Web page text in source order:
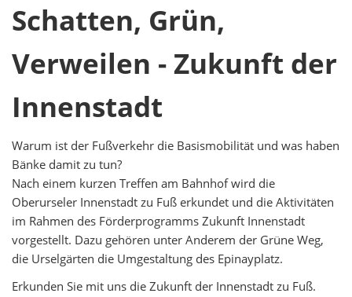
Schatten, Grün,
Verweilen - Zukunft der
Innenstadt
Warum ist der Fußverkehr die Basismobilität und was haben
Bänke damit zu tun?
Nach einem kurzen Treffen am Bahnhof wird die
Oberurseler Innenstadt zu Fuß erkundet und die Aktivitäten
im Rahmen des Förderprogramms Zukunft Innenstadt
vorgestellt. Dazu gehören unter Anderem der Grüne Weg,
die Urselgärten die Umgestaltung des Epinayplatz.
Erkunden Sie mit uns die Zukunft der Innenstadt zu Fuß.